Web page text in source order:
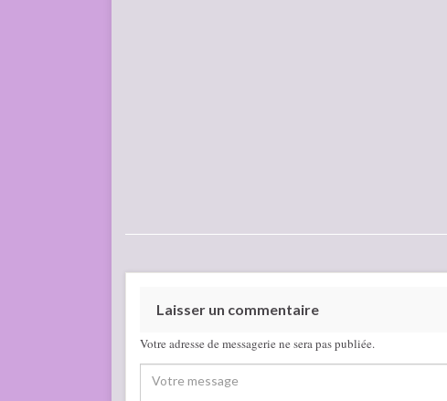
Laisser un commentaire
Votre adresse de messagerie ne sera pas publiée.